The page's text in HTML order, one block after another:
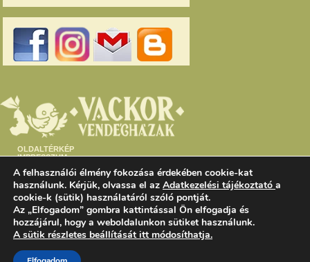
A felhasználói élmény fokozása érdekében cookie-kat
használunk. Kérjük, olvassa el az Adatkezelési tájékoztató a
cookie-k (sütik) használatáról szóló pontját.
Az „Elfogadom” gombra kattintással Ön elfogadja és
hozzájárul, hogy a weboldalunkon sütiket használunk.
A sütik részletes beállítását itt módosíthatja.
OLDALTÉRKÉP
IMPRESSZUM
ELÉRHETŐSÉG
ADATVÉDELEM
Somogyváriné Koncz
Margit
somogyvarivackor@t-
online.hu
Telefon: +36 (72) 564 138